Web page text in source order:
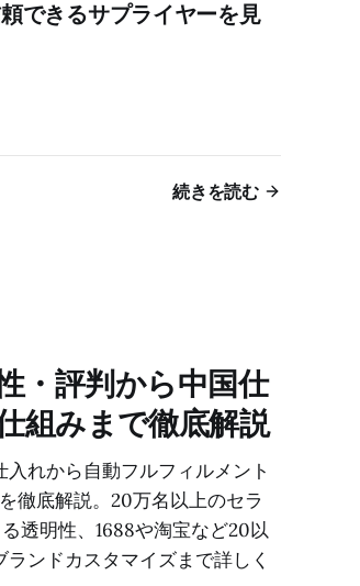
できるサプライヤーを見
続きを読む
・評判から中国仕
組みまで徹底解説
れから自動フルフィルメント
徹底解説。20万名以上のセラ
透明性、1688や淘宝など20以
ンドカスタマイズまで詳しく